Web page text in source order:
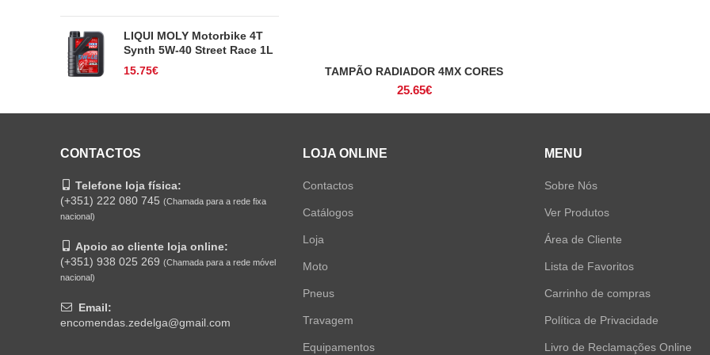
LIQUI MOLY Motorbike 4T
Synth 5W-40 Street Race 1L
15.75€ VER OPÇÕES
TAMPÃO RADIADOR 4MX CORES
25.65€
CONTACTOS
Telefone loja física:
(+351) 222 080 745 (Chamada para a rede fixa
nacional)
Apoio ao cliente loja online:
(+351) 938 025 269 (Chamada para a rede móvel
nacional)
Email:
encomendas.zedelga@gmail.com
LOJA ONLINE
Contactos
Catálogos
Loja
Moto
Pneus
Travagem
Equipamentos
MENU
Sobre Nós
Ver Produtos
Área de Cliente
Lista de Favoritos
Carrinho de compras
Política de Privacidade
Livro de Reclamações Online